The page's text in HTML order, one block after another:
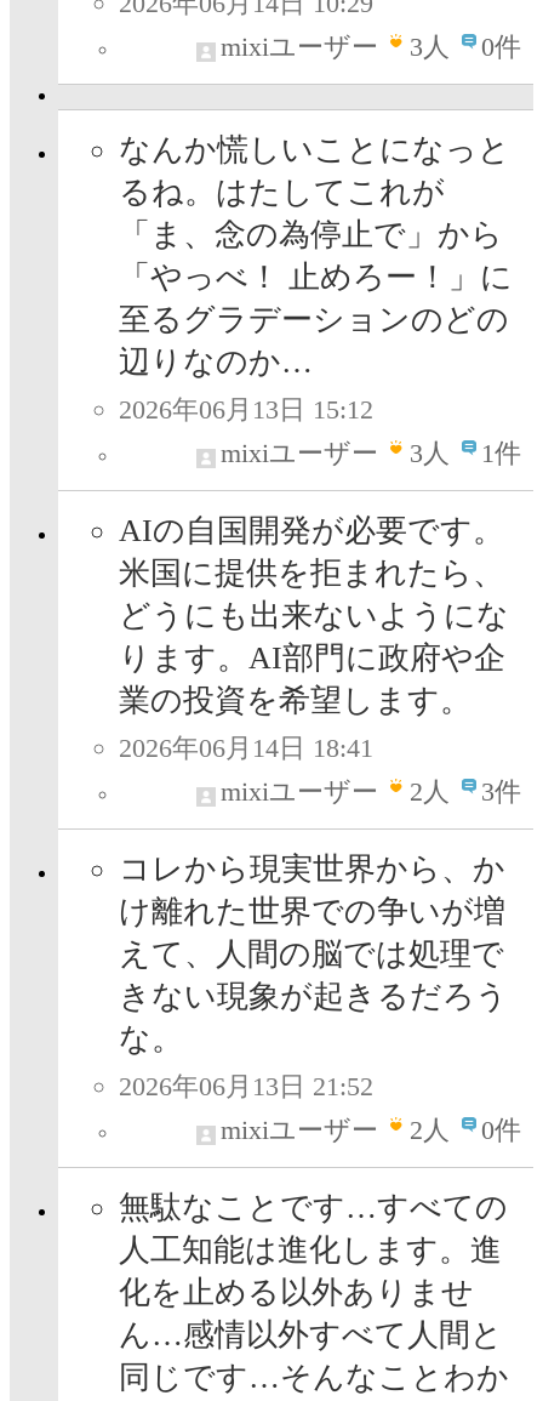
mixiユーザー
3人 0件
なんか慌しいことになっと
るね。はたしてこれが
「ま、念の為停止で」から
「やっべ！ 止めろー！」に
至るグラデーションのどの
辺りなのか…
2026年06月13日 15:12
mixiユーザー
3人 1件
AIの自国開発が必要です。
米国に提供を拒まれたら、
どうにも出来ないようにな
ります。AI部門に政府や企
業の投資を希望します。
2026年06月14日 18:41
mixiユーザー
2人 3件
コレから現実世界から、か
け離れた世界での争いが増
えて、人間の脳では処理で
きない現象が起きるだろう
な。
2026年06月13日 21:52
mixiユーザー
2人 0件
無駄なことです…すべての
人工知能は進化します。進
化を止める以外ありませ
ん…感情以外すべて人間と
同じです…そんなことわか